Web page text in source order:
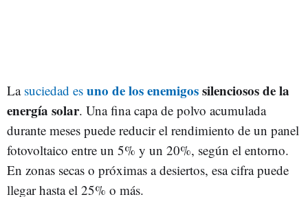
La suciedad es uno de los enemigossilenciosos de la
energía solar. Una fina capa de polvo acumulada
durante meses puede reducir el rendimiento de un panel
fotovoltaico entre un 5% y un 20%, según el entorno.
En zonas secas o próximas a desiertos, esa cifra puede
llegar hasta el 25% o más.